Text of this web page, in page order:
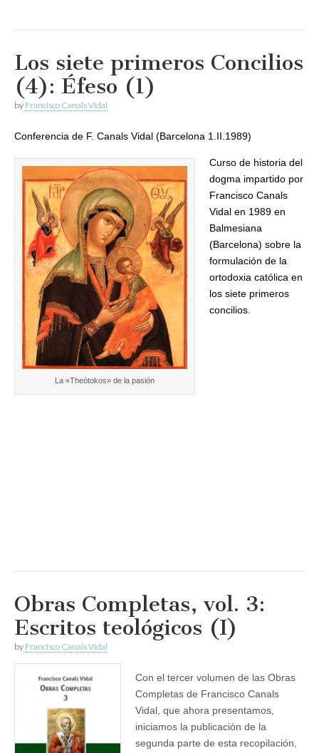
Los siete primeros Concilios
(4): Éfeso (1)
by Francisco Canals Vidal
Conferencia de F. Canals Vidal (Barcelona 1.II.1989)
La «Theótokos» de la pasión
Curso de historia del
dogma impartido por
Francisco Canals
Vidal en 1989 en
Balmesiana
(Barcelona) sobre la
formulación de la
ortodoxia católica en
los siete primeros
concilios.
Obras Completas, vol. 3:
Escritos teológicos (I)
by Francisco Canals Vidal
Con el tercer volumen de las Obras
Completas de Francisco Canals
Vidal, que ahora presentamos,
iniciamos la publicación de la
segunda parte de esta recopilación,